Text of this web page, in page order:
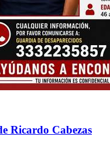
Ricardo Cabezas